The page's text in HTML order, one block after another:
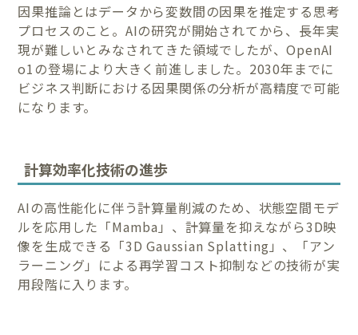
因果推論とはデータから変数間の因果を推定する思考
プロセスのこと。AIの研究が開始されてから、長年実
現が難しいとみなされてきた領域でしたが、OpenAI
o1の登場により大きく前進しました。2030年までに
ビジネス判断における因果関係の分析が高精度で可能
になります。
計算効率化技術の進歩
AIの高性能化に伴う計算量削減のため、状態空間モデ
ルを応用した「Mamba」、計算量を抑えながら3D映
像を生成できる「3D Gaussian Splatting」、「アン
ラーニング」による再学習コスト抑制などの技術が実
用段階に入ります。